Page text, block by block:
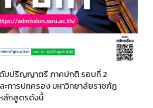
บปริญญาตรี ภาคปกติ รอบที่ 2
ะการปกครอง มหาวิทยาลัยราชภัฏ
ลักสูตรดังนี้